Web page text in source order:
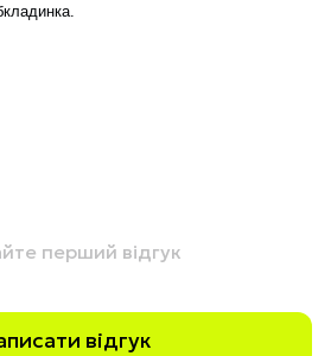
перший відгук
відгук